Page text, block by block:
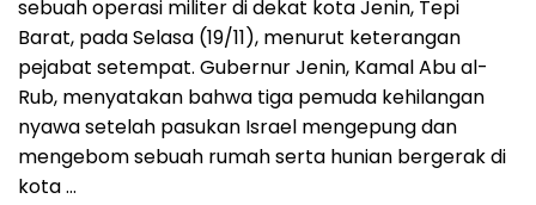
sebuah operasi militer di dekat kota Jenin, Tepi
Barat, pada Selasa (19/11), menurut keterangan
pejabat setempat. Gubernur Jenin, Kamal Abu al-
Rub, menyatakan bahwa tiga pemuda kehilangan
nyawa setelah pasukan Israel mengepung dan
mengebom sebuah rumah serta hunian bergerak di
kota …